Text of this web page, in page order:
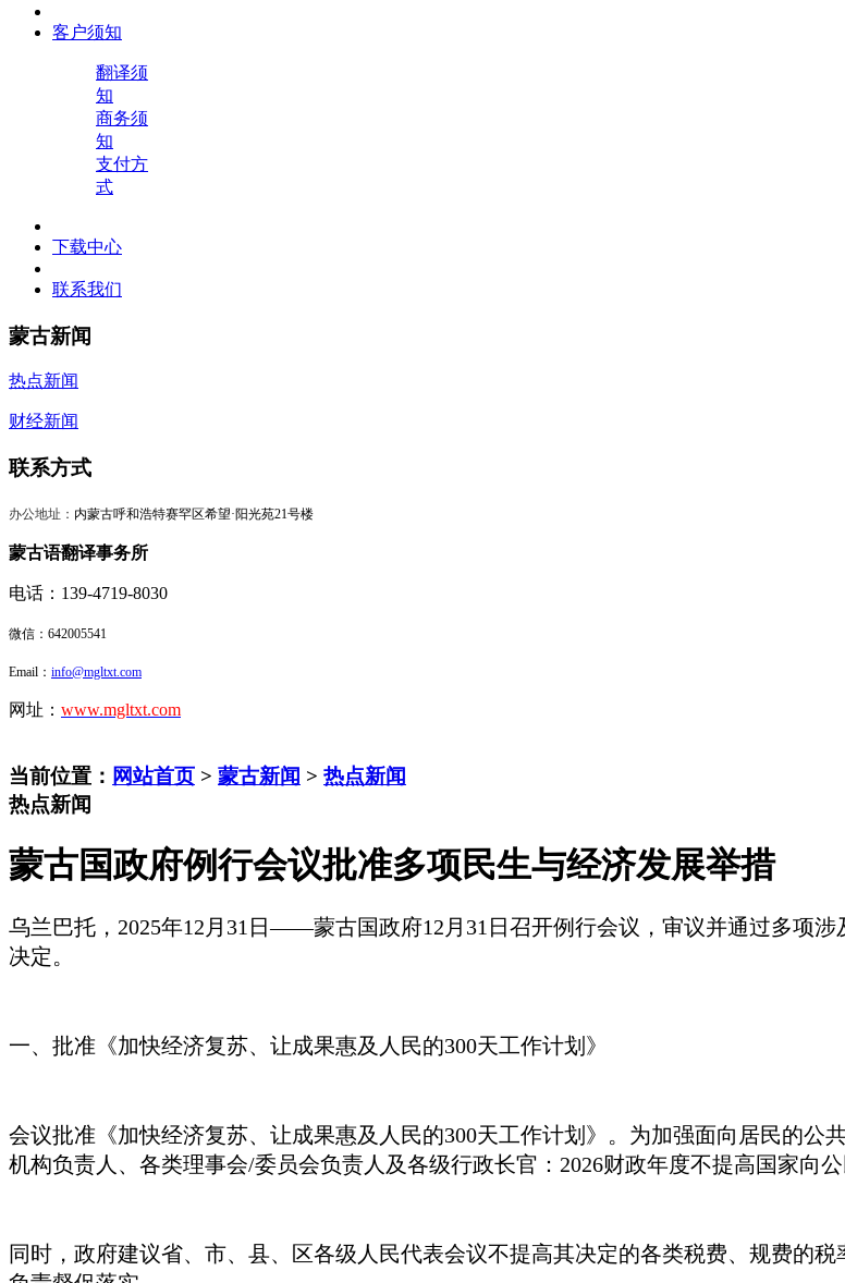
客户须知
翻译须
知
商务须
知
支付方
式
下载中心
联系我们
蒙古新闻
热点新闻
财经新闻
联系方式
办公地址： 内蒙古呼和浩特赛罕区希望·阳光苑21号楼
蒙古语翻译事务所
电话：139-4719-8030
微信： 642005541
Email： info@mgltxt.com
网址： www.mgltxt.com
当前位置： 网站首页 > 蒙古新闻 > 热点新闻
热点新闻
蒙古国政府例行会议批准多项民生与经济发展举措
乌兰巴托 ， 2025年12月31日——蒙古国政府12月31日召开例行会议，审议并通过多项
决定。
一、批准《加快经济复苏、让成果惠及人民的300天工作计划》
会议批准《加快经济复苏、让成果惠及人民的300天工作计划》。为加强面向居民的公
机构负责人、各类理事会/委员会负责人及各级行政长官：2026财政年度不提高国家向
同时，政府建议省、市、县、区各级人民代表会议不提高其决定的各类税费、规费的税